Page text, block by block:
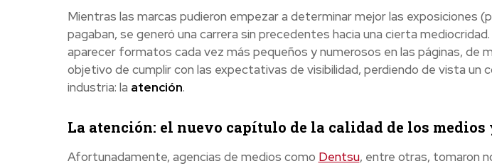
Mientras las marcas pudieron empezar a determinar mejor las exposiciones
pagaban, se generó una carrera sin precedentes hacia una cierta
aparecer formatos cada vez más pequeños y numerosos en las páginas, de
objetivo de cumplir con las expectativas de visibilidad, perdiendo de vista
industria: la atención.
La atención: el nuevo capítulo de la calidad de los
Afortunadamente, agencias de medios como Dentsu, entre otras, tomaron